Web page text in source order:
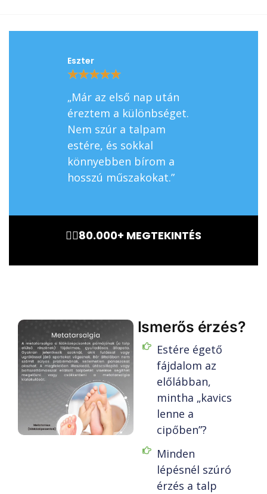
Eszter
★★★★★
„Már az első nap után
éreztem a különbséget.
Nem szúr a talpam
estére, és sokkal
könnyebben bírom a
hosszú műszakokat.”
🏃‍♂️80.000+ MEGTEKINTÉS
Ismerős érzés?
Estére égető
fájdalom az
előlábban,
mintha „kavics
lenne a
cipőben”?
Minden
lépésnél szúró
érzés a talp